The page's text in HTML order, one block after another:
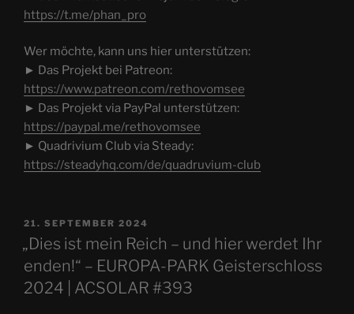
https://t.me/phan_pro
Wer möchte, kann uns hier unterstützen:
► Das Projekt bei Patreon:
https://www.patreon.com/rethovomsee
► Das Projekt via PayPal unterstützen:
https://paypal.me/rethovomsee
► Quadrivium Club via Steady:
https://steadyhq.com/de/quadruvium-club
VERÖFFENTLICHT
AM
21. SEPTEMBER 2024
„Dies ist mein Reich – und hier werdet Ihr
enden!“ – EUROPA-PARK Geisterschloss
2024 | ACSOLAR #393